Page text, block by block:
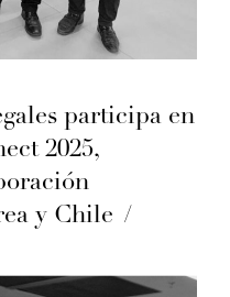
participa en
2025,
y Chile